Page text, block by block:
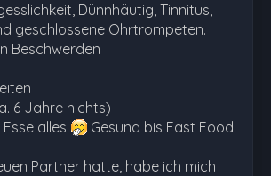
Dünnhäutig, Tinnitus,
geschlossene Ohrtrompeten.
Beschwerden
6 Jahre nichts)
alles
Gesund bis Fast Food.
Partner hatte, habe ich mich